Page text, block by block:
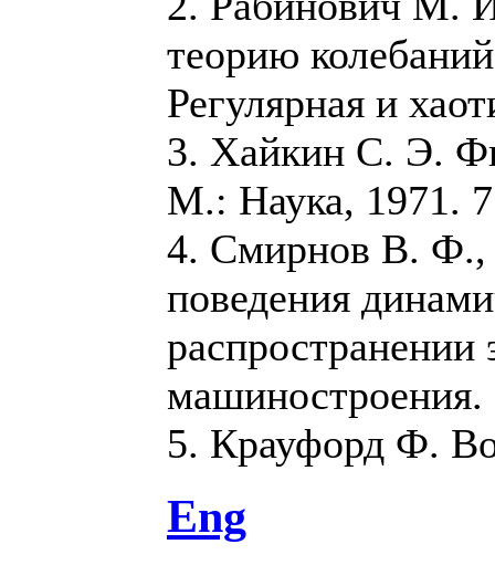
теорию
Регулярная и
3. Хайкин С. Э.
М.: Наука, 1971.
4. Смирнов В. Ф.,
поведения
распространении
5. Крауфорд Ф.
Eng